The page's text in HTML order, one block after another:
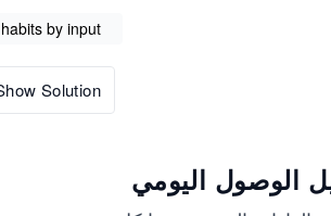
by input
Solution